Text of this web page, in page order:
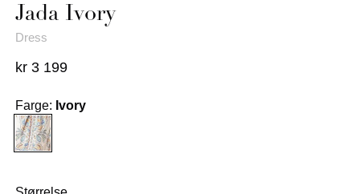
Jada Ivory
Dress
kr 3 199
Farge: Ivory